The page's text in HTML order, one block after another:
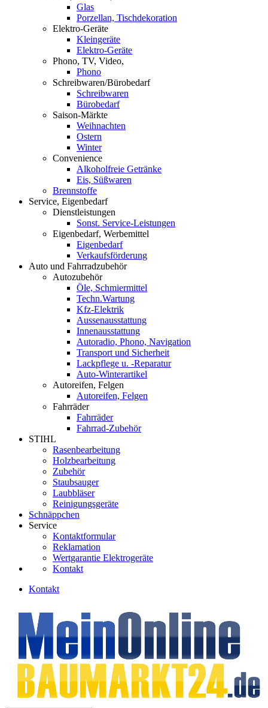
Glas
Porzellan, Tischdekoration
Elektro-Geräte
Kleingeräte
Elektro-Geräte
Phono, TV, Video,
Phono
Schreibwaren/Bürobedarf
Schreibwaren
Bürobedarf
Saison-Märkte
Weihnachten
Ostern
Winter
Convenience
Alkoholfreie Getränke
Eis, Süßwaren
Brennstoffe
Service, Eigenbedarf
Dienstleistungen
Sonst. Service-Leistungen
Eigenbedarf, Werbemittel
Eigenbedarf
Verkaufsförderung
Auto und Fahrradzubehör
Autozubehör
Öle, Schmiermittel
Techn.Wartung
Kfz-Elektrik
Aussenausstattung
Innenausstattung
Autoradio, Phono, Navigation
Transport und Sicherheit
Lackpflege u. -Reparatur
Auto-Winterartikel
Autoreifen, Felgen
Autoreifen, Felgen
Fahrräder
Fahrräder
Fahrrad-Zubehör
STIHL
Rasenbearbeitung
Holzbearbeitung
Zubehör
Staubsauger
Laubbläser
Reinigungsgeräte
Schnäppchen
Service
Kontaktformular
Reklamation
Wertgarantie Elektrogeräte
Kontakt
Kontakt